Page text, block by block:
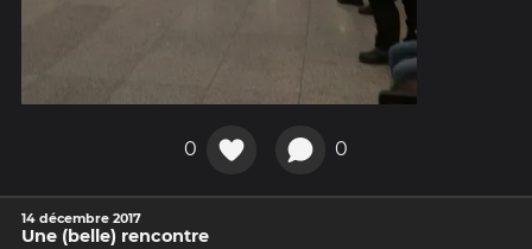
0 0
14 décembre 2017
Une (belle) rencontre